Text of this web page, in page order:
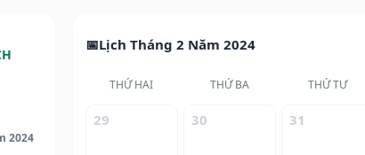
2024
Lịch Tháng 2 Năm 2024
THỨ HAI THỨ BA THỨ TƯ
29 30 31